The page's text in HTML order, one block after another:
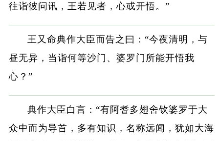
往诣彼问讯，王若见者，心或开悟。”
王又命典作大臣而告之曰：“今夜清明，与
昼无异，当诣何等沙门、婆罗门所能开悟我
心？”
典作大臣白言：“有阿耆多翅舍钦婆罗于大
众中而为导首，多有知识，名称远闻，犹如大海